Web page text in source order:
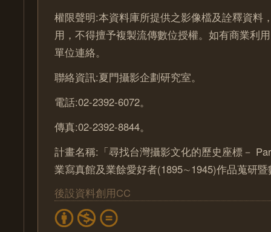
權限聲明:本資料庫所提供之影像檔及詮釋資料
用，不得擅予複製流傳數位授權。如有商業利
單位連絡。
聯絡資訊:夏門攝影企劃研究室。
電話:02-2392-6072。
傳真:02-2392-8844。
計畫名稱:「尋找台灣攝影文化的歷史座標－
業寫真館及業餘愛好者(1895∼1945)作品蒐研
後設資料創用CC